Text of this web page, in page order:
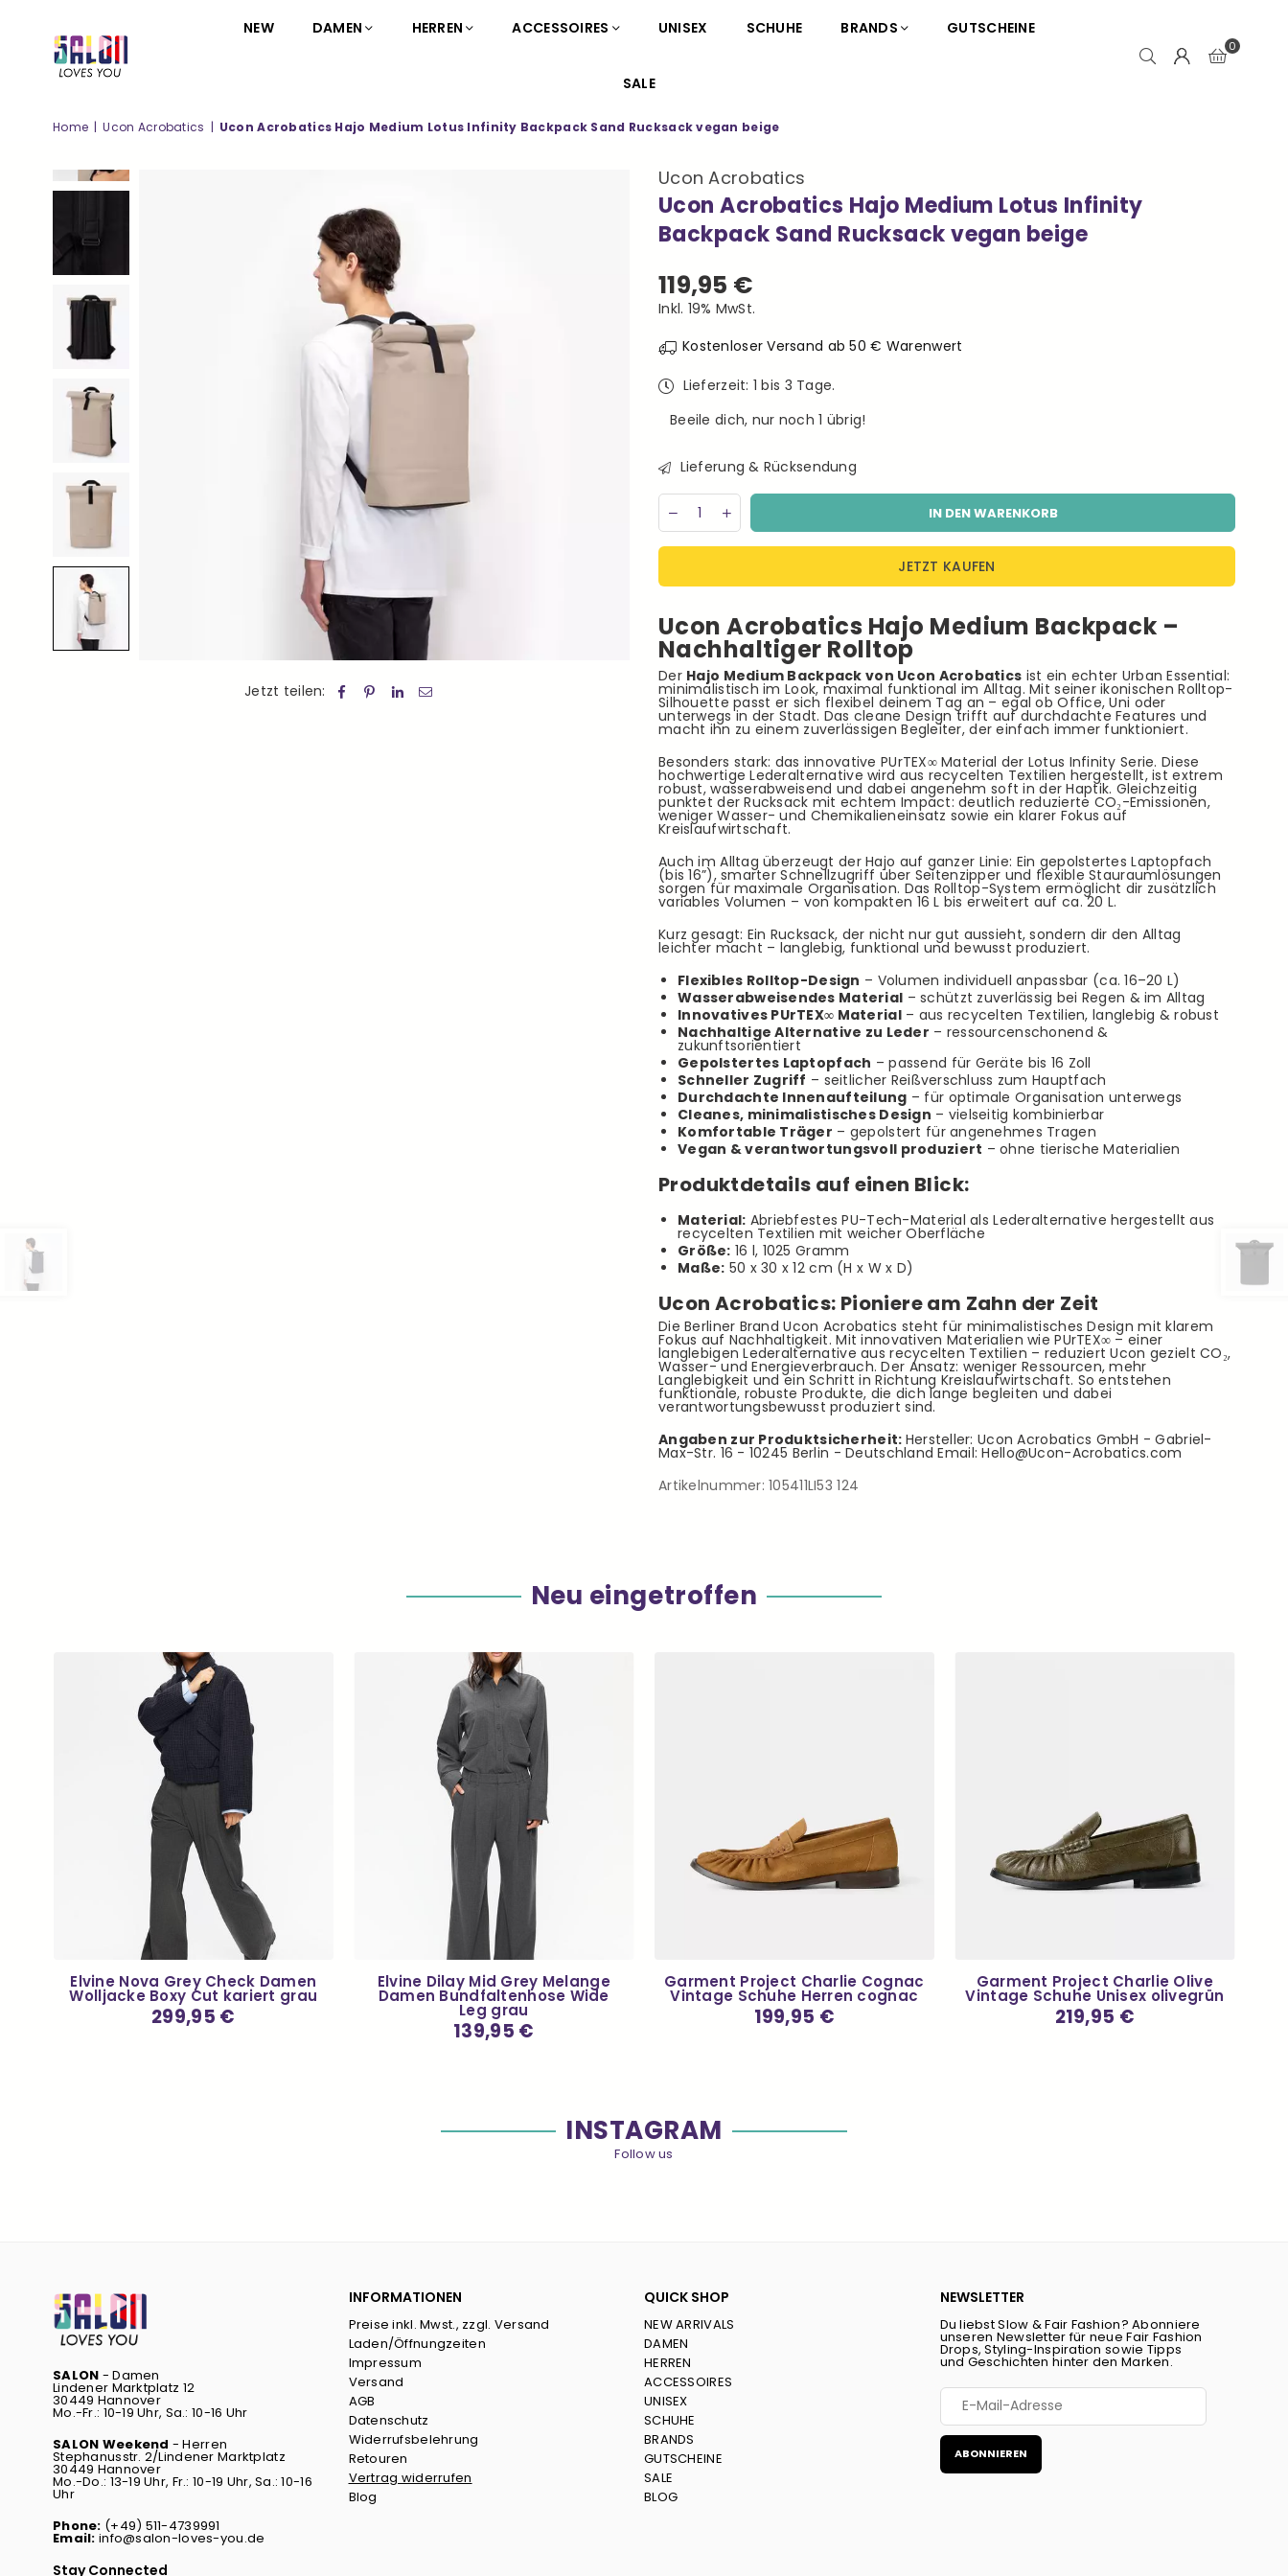
YOU
NEW DAMEN HERREN ACCESSOIRES UNISEX SCHUHE BRANDS GUTSCHEINE
SALE
0
Home | Ucon Acrobatics | Ucon Acrobatics Hajo Medium Lotus Infinity Backpack Sand Rucksack vegan beige
Jetzt teilen:
Ucon Acrobatics
Ucon Acrobatics Hajo Medium Lotus Infinity
Backpack Sand Rucksack vegan beige
Normaler
Preis
119,95 €
Inkl. 19% MwSt.
Kostenloser Versand ab 50 € Warenwert
Lieferzeit: 1 bis 3 Tage.
Beeile dich, nur noch1 übrig!
Lieferung & Rücksendung
Menge
Decrease
quantity
for
Lotus
Infinity
Backpack
Sand
Rucksack
vegan
beige
Increase
quantity
for
Lotus
Infinity
Backpack
Sand
Rucksack
vegan
beige
IN DEN WARENKORB
JETZT KAUFEN
Ucon Acrobatics Hajo Medium Backpack –
Nachhaltiger Rolltop
Der Hajo Medium Backpack von Ucon Acrobatics ist ein echter Urban Essential:
minimalistisch im Look, maximal funktional im Alltag. Mit seiner ikonischen Rolltop-
Silhouette passt er sich flexibel deinem Tag an – egal ob Office, Uni oder
unterwegs in der Stadt. Das cleane Design trifft auf durchdachte Features und
macht ihn zu einem zuverlässigen Begleiter, der einfach immer funktioniert.
Besonders stark: das innovative PUrTEX∞ Material der Lotus Infinity Serie. Diese
hochwertige Lederalternative wird aus recycelten Textilien hergestellt, ist extrem
robust, wasserabweisend und dabei angenehm soft in der Haptik. Gleichzeitig
punktet der Rucksack mit echtem Impact: deutlich reduzierte CO₂-Emissionen,
weniger Wasser- und Chemikalieneinsatz sowie ein klarer Fokus auf
Kreislaufwirtschaft.
Auch im Alltag überzeugt der Hajo auf ganzer Linie: Ein gepolstertes Laptopfach
(bis 16”), smarter Schnellzugriff über Seitenzipper und flexible Stauraumlösungen
sorgen für maximale Organisation. Das Rolltop-System ermöglicht dir zusätzlich
variables Volumen – von kompakten 16 L bis erweitert auf ca. 20 L.
Kurz gesagt: Ein Rucksack, der nicht nur gut aussieht, sondern dir den Alltag
leichter macht – langlebig, funktional und bewusst produziert.
Flexibles Rolltop-Design – Volumen individuell anpassbar (ca. 16–20 L)
Wasserabweisendes Material – schützt zuverlässig bei Regen & im Alltag
Innovatives PUrTEX∞ Material– aus recycelten Textilien, langlebig & robust
Nachhaltige Alternative zu Leder – ressourcenschonend &
zukunftsorientiert
Gepolstertes Laptopfach – passend für Geräte bis 16 Zoll
Schneller Zugriff – seitlicher Reißverschluss zum Hauptfach
Durchdachte Innenaufteilung – für optimale Organisation unterwegs
Cleanes, minimalistisches Design – vielseitig kombinierbar
Komfortable Träger – gepolstert für angenehmes Tragen
Vegan & verantwortungsvoll produziert – ohne tierische Materialien
Produktdetails auf einen Blick:
Material: Abriebfestes PU-Tech-Material als Lederalternative hergestellt aus
recycelten Textilien mit weicher Oberfläche
Größe: 16 l, 1025 Gramm
Maße: 50 x 30 x 12 cm (H x W x D)
Ucon Acrobatics: Pioniere am Zahn der Zeit
Die Berliner Brand Ucon Acrobatics steht für minimalistisches Design mit klarem
Fokus auf Nachhaltigkeit. Mit innovativen Materialien wie PUrTEX∞ – einer
langlebigen Lederalternative aus recycelten Textilien – reduziert Ucon gezielt CO₂,
Wasser- und Energieverbrauch. Der Ansatz: weniger Ressourcen, mehr
Langlebigkeit und ein Schritt in Richtung Kreislaufwirtschaft. So entstehen
funktionale, robuste Produkte, die dich lange begleiten und dabei
verantwortungsbewusst produziert sind.
Angaben zur Produktsicherheit: Hersteller: Ucon Acrobatics GmbH - Gabriel-
Max-Str. 16 - 10245 Berlin - Deutschland Email:Hello@Ucon-Acrobatics.com
Artikelnummer:105411LI53 124
Neu eingetroffen
Elvine Nova Grey Check Damen
Wolljacke Boxy Cut kariert grau
Normaler
Preis
299,95 €
Elvine Dilay Mid Grey Melange
Damen Bundfaltenhose Wide
Leg grau
Normaler
Preis
139,95 €
Garment Project Charlie Cognac
Vintage Schuhe Herren cognac
Normaler
Preis
199,95 €
Garment Project Charlie Olive
Vintage Schuhe Unisex olivegrün
Normaler
Preis
219,95 €
INSTAGRAM
Follow us
SALON - Damen
Lindener Marktplatz 12
30449 Hannover
Mo.-Fr.: 10-19 Uhr, Sa.: 10-16 Uhr
SALON Weekend - Herren
Stephanusstr. 2/Lindener Marktplatz
30449 Hannover
Mo.-Do.: 13-19 Uhr, Fr.: 10-19 Uhr, Sa.: 10-16
Uhr
Phone: (+49) 511-4739991
Email: info@salon-loves-you.de
Stay Connected
INFORMATIONEN
Preise inkl. Mwst., zzgl. Versand
Laden/Öffnungzeiten
Impressum
Versand
AGB
Datenschutz
Widerrufsbelehrung
Retouren
Vertrag widerrufen
Blog
QUICK SHOP
NEW ARRIVALS
DAMEN
HERREN
ACCESSOIRES
UNISEX
SCHUHE
BRANDS
GUTSCHEINE
SALE
BLOG
NEWSLETTER
Du liebst Slow & Fair Fashion? Abonniere
unseren Newsletter für neue Fair Fashion
Drops, Styling-Inspiration sowie Tipps
und Geschichten hinter den Marken.
ABONNIEREN